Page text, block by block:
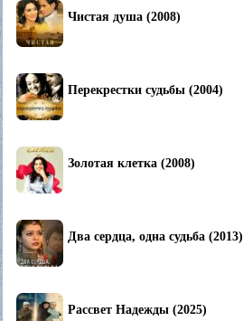
Чистая душа (2008)
Перекрестки судьбы (2004)
Золотая клетка (2008)
Два сердца, одна судьба (2013)
Рассвет Надежды (2025)